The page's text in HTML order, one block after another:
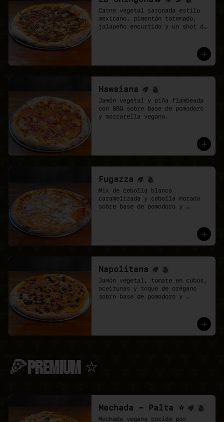
Carne vegetal sazonada estilo
mexicano, pimentón tatemado,
jalapeño encurtido y un shot de
Hawaiana
Jamón vegetal y piña flambeada
con BBQ sobre base de pomodoro
y mozzarella vegana.
Fugazza
Mix de cebolla blanca
caramelizada y cebolla morada
sobre base de pomodoro y
Napolitana
Jamón vegetal, tomate en cubos,
aceitunas y toque de orégano
sobre base de pomodoro y
🍕PREMIUM ⭐
Mechada - Palta ⭐
Mechada vegana cocida por